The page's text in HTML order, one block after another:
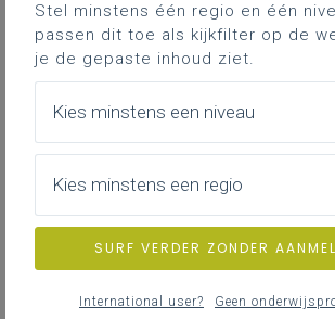
talenaanbod in de
is gebaseerd op de
regelgeving biedt, onze visie
onderwijs en de
onderzoeksgegevens en een
Vlaanderenbrede bevraging
pedagogisch begeleiders en
Wegwijzer voor
Stel minstens één regio en één
passen dit toe als kijkfilter op de
je de gepaste inhoud ziet.
Kies minstens een niveau
Kies minstens een regio
SURF VERDER ZONDER
International user? Geen